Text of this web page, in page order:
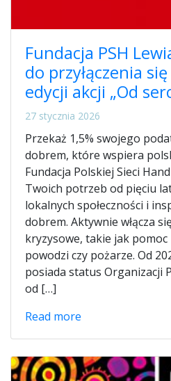
Fundacja PSH
do przyłączenia
edycji akcji „Od
27 stycznia 2026
Przekaż 1,5% swojego
dobrem, które wspiera
Fundacja Polskiej Sieci
Twoich potrzeb od pięciu
lokalnych społeczności i
dobrem. Aktywnie włącza
kryzysowe, takie jak
powodzi czy pożarze. Od
posiada status Organizacji
od […]
Read more